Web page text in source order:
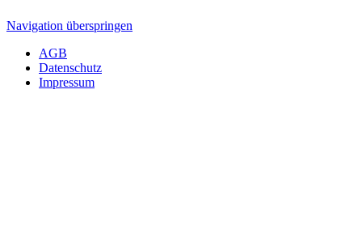
Navigation überspringen
AGB
Datenschutz
Impressum